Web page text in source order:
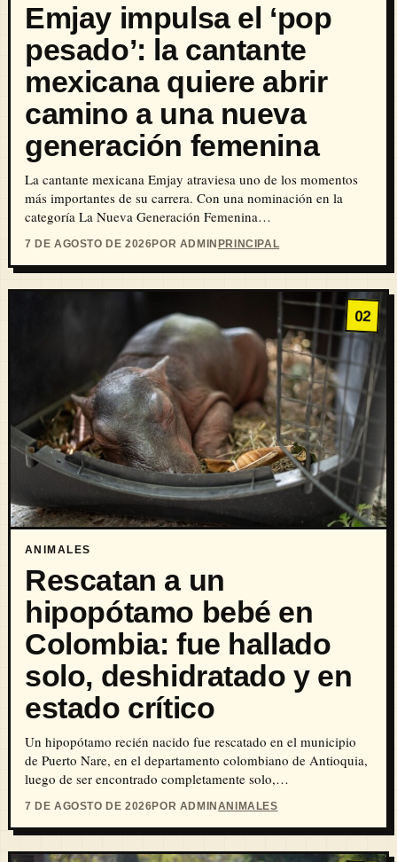
Emjay impulsa el ‘pop
pesado’: la cantante
mexicana quiere abrir
camino a una nueva
generación femenina
La cantante mexicana Emjay atraviesa uno de los momentos
más importantes de su carrera. Con una nominación en la
categoría La Nueva Generación Femenina…
7 DE AGOSTO DE 2026POR ADMIN PRINCIPAL
02
ANIMALES
Rescatan a un
hipopótamo bebé en
Colombia: fue hallado
solo, deshidratado y en
estado crítico
Un hipopótamo recién nacido fue rescatado en el municipio
de Puerto Nare, en el departamento colombiano de Antioquia,
luego de ser encontrado completamente solo,…
7 DE AGOSTO DE 2026POR ADMIN ANIMALES